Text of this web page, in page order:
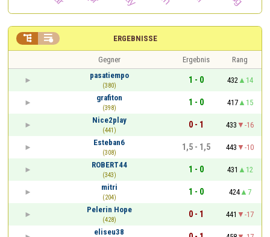
ERGEBNISSE
 
Gegner Ergebnis
Rang
pasatiempo
(380)
1 - 0 432
14
grafiton
(398)
1 - 0 417
15
Nice2play
(441)
0 - 1 433
-16
Esteban6
(308)
1,5 - 1,5 443
-10
ROBERT44
(343)
1 - 0 431
12
mitri
(204)
1 - 0 424
7
Pelerin Hope
(428)
0 - 1 441
-17
eliseu38